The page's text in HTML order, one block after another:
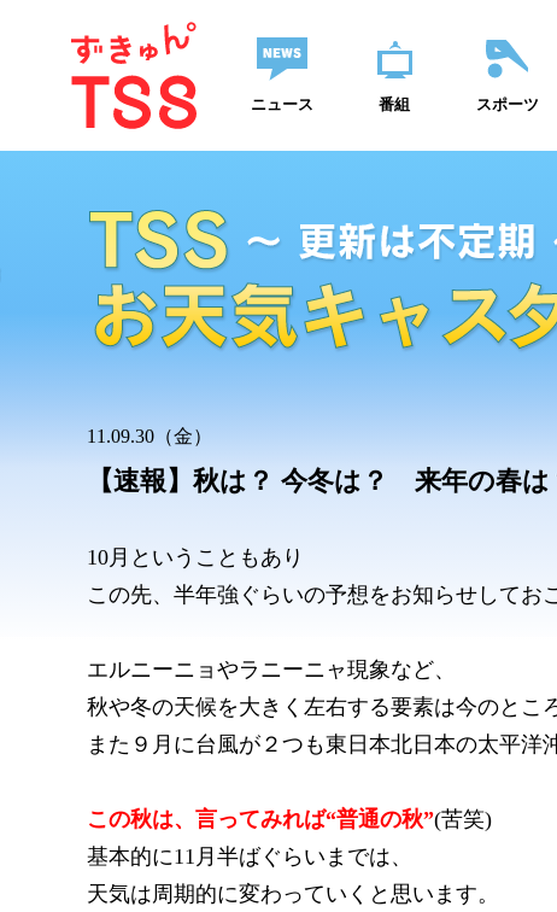
ニュース 番組 スポーツ
11.09.30（金）
【速報】秋は？ 今冬は？ 来年の春は
10月ということもあり
この先、半年強ぐらいの予想をお知らせしてお
エルニーニョやラニーニャ現象など、
秋や冬の天候を大きく左右する要素は今のとこ
また９月に台風が２つも東日本北日本の太平洋
この秋は、言ってみれば“普通の秋”(苦笑)
基本的に11月半ばぐらいまでは、
天気は周期的に変わっていくと思います。